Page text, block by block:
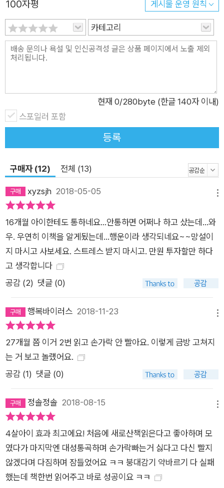
100자평 게시물 운영 원칙
카테고리
현재 0/280byte (한글 140자 이내)
스포일러 포함
등록
구매자 (12) 전체 (13)
xyzsjh 2018-05-05
16개월 아이한테도 통하네요...안통하면 어쩌나 하고 샀는데...와
우. 우연히 이책을 알게됬는데...행운이라 생각되네요~~망설이
지 마시고 사보세요. 스트레스 받지 마시고. 만원 투자할만 하다
고 생각합니다
공감 (2) 댓글 (0)
행복바이러스 2018-11-23
27개월 쯤 이거 2번 읽고 손가락 안 빨아요. 이렇게 금방 고쳐지
는 거 보고 놀랬어요.
공감 (1) 댓글 (0)
정솔정솔 2018-08-15
4살아이 효과 최고에요! 처음에 새로산책읽은다고 좋아하며 모
였다가 마지막엔 대성통곡하며 손가락빠는거 싫다고 다신 빨지
않겠다며 다짐하며 잠들었어요 ㅋㅋ 붕대감기 약바르기 다 실패
했는데 책한번 읽어주고 바로 성공이요 ㅋㅋ